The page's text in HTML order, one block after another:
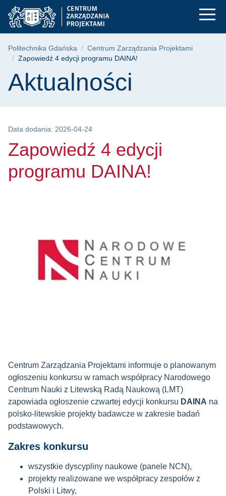
Przejdź
do
menu
Przejdź
do
wyszukiwarki
Przejdź
do
treści
Zapowiedź 4 edycji
Ścieżka nawigacyjna
Politechnika Gdańska
Centrum Zarządzania Projektami
Zapowiedź 4 edycji programu DAINA!
Treść strony
Aktualności
Data dodania: 2026-04-24
Zapowiedź 4 edycji
programu DAINA!
Centrum Zarządzania Projektami informuje o planowanym
ogłoszeniu konkursu w ramach współpracy Narodowego
Centrum Nauki z Litewską Radą Naukową (LMT)
zapowiada ogłoszenie czwartej edycji konkursu DAINA na
polsko-litewskie projekty badawcze w zakresie badań
podstawowych.
Zakres konkursu
wszystkie dyscypliny naukowe (panele NCN),
projekty realizowane we współpracy zespołów z
Polski i Litwy,